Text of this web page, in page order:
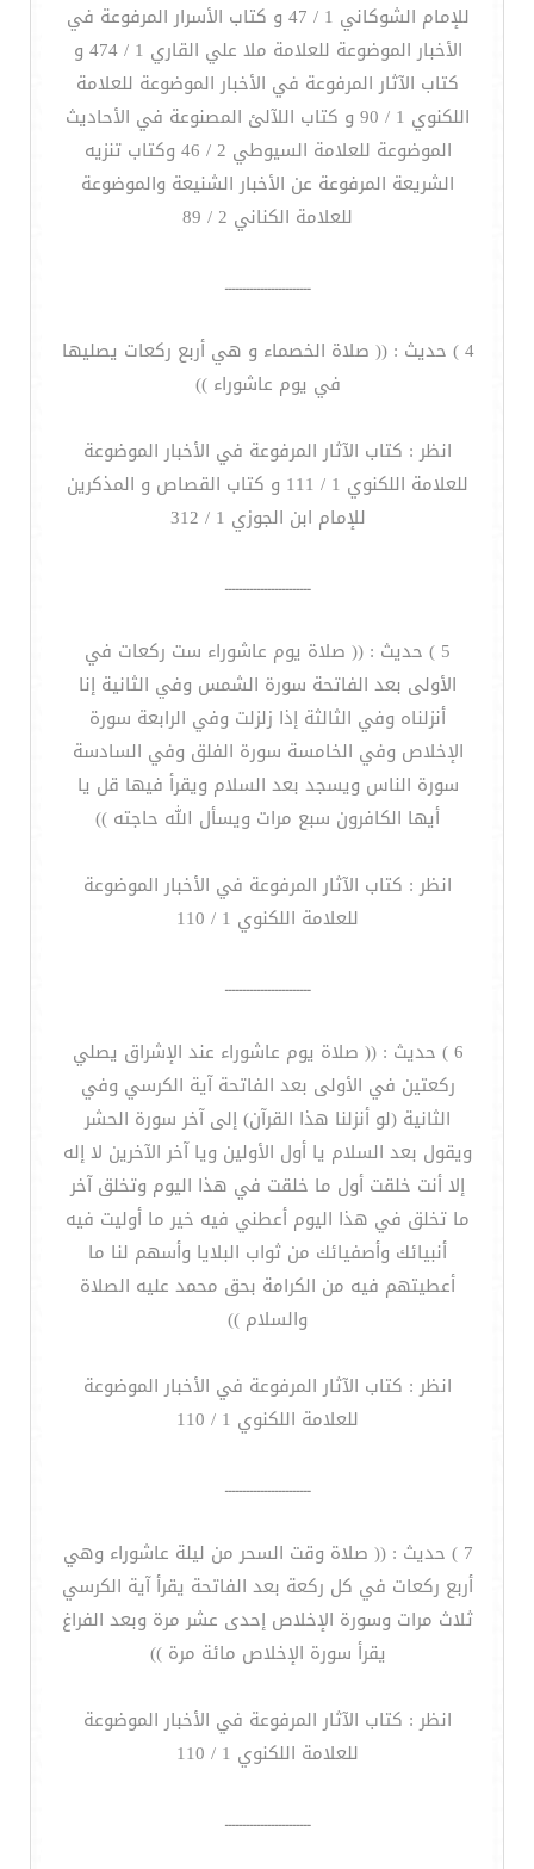
للإمام الشوكاني 1 / 47 و كتاب الأسرار المرفوعة في
الأخبار الموضوعة للعلامة ملا علي القاري 1 / 474 و
كتاب الآثار المرفوعة في الأخبار الموضوعة للعلامة
اللكنوي 1 / 90 و كتاب اللآلئ المصنوعة في الأحاديث
الموضوعة للعلامة السيوطي 2 / 46 وكتاب تنزيه
الشريعة المرفوعة عن الأخبار الشنيعة والموضوعة
للعلامة الكناني 2 / 89
ــــــــــــــــــــــــ
4 ) حديث : (( صلاة الخصماء و هي أربع ركعات يصليها
في يوم عاشوراء ))
انظر : كتاب الآثار المرفوعة في الأخبار الموضوعة
للعلامة اللكنوي 1 / 111 و كتاب القصاص و المذكرين
للإمام ابن الجوزي 1 / 312
ــــــــــــــــــــــــ
5 ) حديث : (( صلاة يوم عاشوراء ست ركعات في
الأولى بعد الفاتحة سورة الشمس وفي الثانية إنا
أنزلناه وفي الثالثة إذا زلزلت وفي الرابعة سورة
الإخلاص وفي الخامسة سورة الفلق وفي السادسة
سورة الناس ويسجد بعد السلام ويقرأ فيها قل يا
أيها الكافرون سبع مرات ويسأل الله حاجته ))
انظر : كتاب الآثار المرفوعة في الأخبار الموضوعة
للعلامة اللكنوي 1 / 110
ــــــــــــــــــــــــ
6 ) حديث : (( صلاة يوم عاشوراء عند الإشراق يصلي
ركعتين في الأولى بعد الفاتحة آية الكرسي وفي
الثانية (لو أنزلنا هذا القرآن) إلى آخر سورة الحشر
ويقول بعد السلام يا أول الأولين ويا آخر الآخرين لا إله
إلا أنت خلقت أول ما خلقت في هذا اليوم وتخلق آخر
ما تخلق في هذا اليوم أعطني فيه خير ما أوليت فيه
أنبيائك وأصفيائك من ثواب البلايا وأسهم لنا ما
أعطيتهم فيه من الكرامة بحق محمد عليه الصلاة
والسلام ))
انظر : كتاب الآثار المرفوعة في الأخبار الموضوعة
للعلامة اللكنوي 1 / 110
ــــــــــــــــــــــــ
7 ) حديث : (( صلاة وقت السحر من ليلة عاشوراء وهي
أربع ركعات في كل ركعة بعد الفاتحة يقرأ آية الكرسي
ثلاث مرات وسورة الإخلاص إحدى عشر مرة وبعد الفراغ
يقرأ سورة الإخلاص مائة مرة ))
انظر : كتاب الآثار المرفوعة في الأخبار الموضوعة
للعلامة اللكنوي 1 / 110
ــــــــــــــــــــــــ